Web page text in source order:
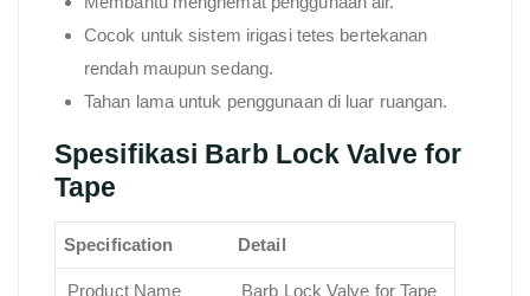
Cocok untuk sistem irigasi tetes bertekanan
rendah maupun sedang.
Tahan lama untuk penggunaan di luar ruangan.
Spesifikasi Barb Lock Valve for
Tape
Specification Detail
Product Name Barb Lock Valve for Tape